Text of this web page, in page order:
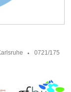
0721/175